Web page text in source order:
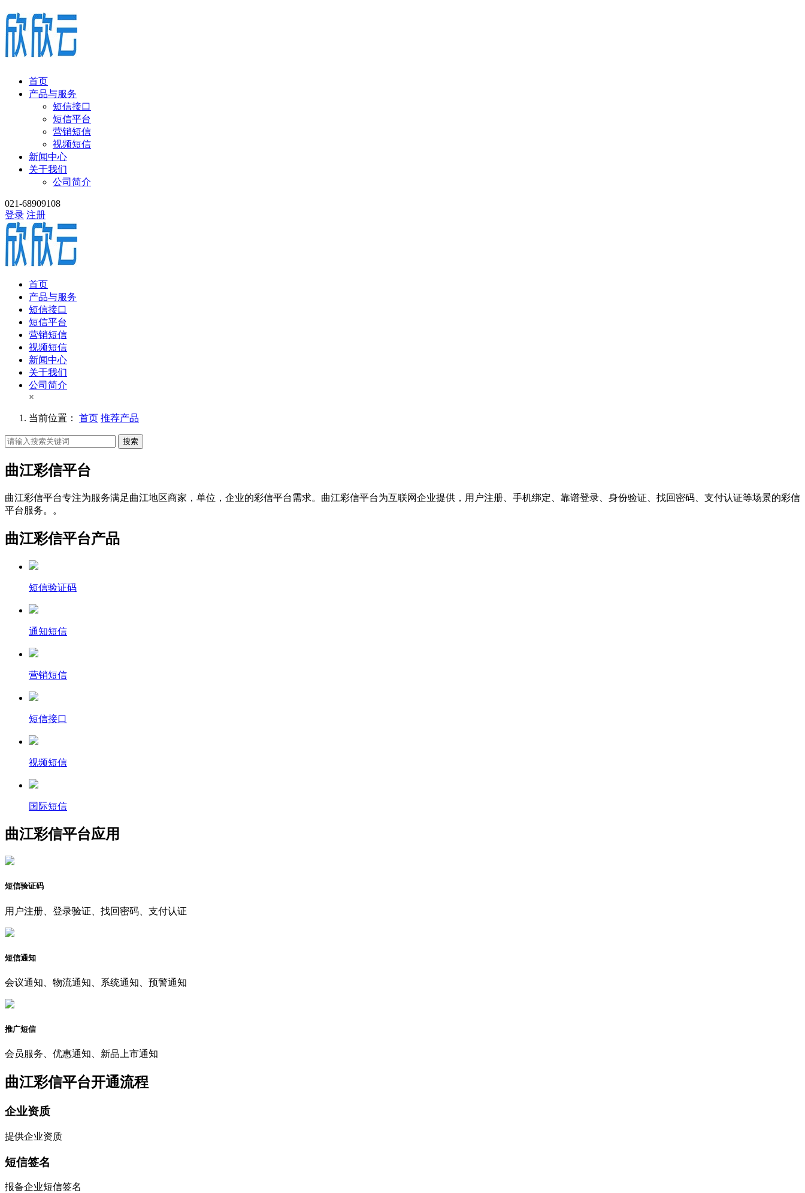
首页
产品与服务
短信接口
短信平台
营销短信
视频短信
新闻中心
关于我们
公司简介
021-68909108
登录 注册
首页
产品与服务
短信接口
短信平台
营销短信
视频短信
新闻中心
关于我们
公司简介
×
当前位置： 首页 推荐产品
搜索
曲江彩信平台
曲江彩信平台专注为服务满足曲江地区商家，单位，企业的彩信平台需求。曲江彩信平台为互联网企业提供，用户注册、手机绑定、靠谱登录、身份验证、找回密码、支付认证等场景的彩信
平台服务。。
曲江彩信平台产品
短信验证码
通知短信
营销短信
短信接口
视频短信
国际短信
曲江彩信平台应用
短信验证码
用户注册、登录验证、找回密码、支付认证
短信通知
会议通知、物流通知、系统通知、预警通知
推广短信
会员服务、优惠通知、新品上市通知
曲江彩信平台开通流程
企业资质
提供企业资质
短信签名
报备企业短信签名